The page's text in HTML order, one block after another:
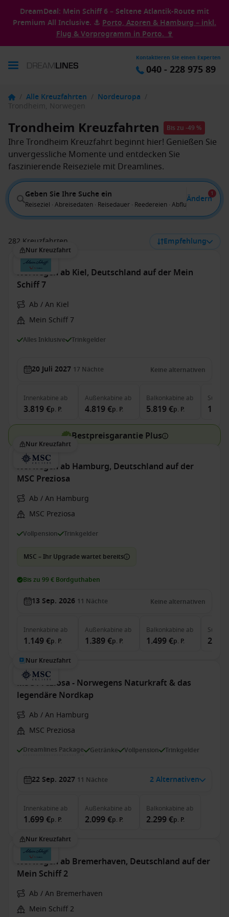
DreamDeal: Mein Schiff 6 – Seltene Atlantik-Route mit
Premium All Inclusive. ⚓ Porto, Azoren & Hamburg – inkl.
Flug & Vorprogramm in Porto. 🍷
Kontaktieren Sie einen Experten
040 - 228 975 89
/ Alle Kreuzfahrten / Nordeuropa /
Trondheim, Norwegen
Trondheim Kreuzfahrten Bis zu -49 %
Ihre Trondheim Kreuzfahrt beginnt hier! Genießen Sie
unvergessliche Momente und entdecken Sie
faszinierende Reiseziele mit Dreamlines.
Geben Sie Ihre Suche ein
Reiseziel · Abreisedaten · Reisedauer · Reedereien · Abflug von
Ändern
1
282 Kreuzfahrten Empfehlung
Nur Kreuzfahrt
Norwegen ab Kiel, Deutschland auf der Mein
Schiff 7
Ab / An Kiel
Mein Schiff 7
Alles Inklusive Trinkgelder
20 Juli 2027 17 Nächte Keine alternativen
Innenkabine ab
3.819 €p. P.
Außenkabine ab
4.819 €p. P.
Balkonkabine ab
5.819 €p. P.
Suite
Bestpreisgarantie Plus
Nur Kreuzfahrt
Norwegen ab Hamburg, Deutschland auf der
MSC Preziosa
Ab / An Hamburg
MSC Preziosa
Vollpension Trinkgelder
MSC – Ihr Upgrade wartet bereits
Bis zu 99 € Bordguthaben
13 Sep. 2026 11 Nächte Keine alternativen
Innenkabine ab
1.149 €p. P.
Außenkabine ab
1.389 €p. P.
Balkonkabine ab
1.499 €p. P.
Suite
Nur Kreuzfahrt
MSC Preziosa - Norwegens Naturkraft & das
legendäre Nordkap
Ab / An Hamburg
MSC Preziosa
Dreamlines Package Getränke Vollpension Trinkgelder
22 Sep. 2027 11 Nächte 2 Alternativen
Innenkabine ab
1.699 €p. P.
Außenkabine ab
2.099 €p. P.
Balkonkabine ab
2.299 €p. P.
Nur Kreuzfahrt
Norwegen ab Bremerhaven, Deutschland auf der
Mein Schiff 2
Ab / An Bremerhaven
Mein Schiff 2